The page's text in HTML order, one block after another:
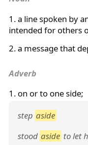
1. a line spoken by
intended for others
2. a message that
Adverb
1. on or to one side;
step aside
stood aside to let